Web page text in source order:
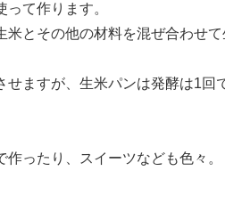
って作ります。
米とその他の材料を混ぜ合わせ
ますが、生米パンは発酵は1回
作ったり、スイーツなども色々